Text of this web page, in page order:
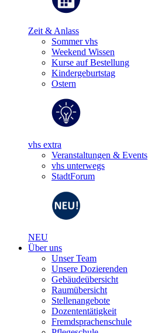
Zeit & Anlass
Sommer vhs
Weekend Wissen
Kurse auf Bestellung
Kindergeburtstag
Ostern
vhs extra
Veranstaltungen & Events
vhs unterwegs
StadtForum
NEU
Über uns
Unser Team
Unsere Dozierenden
Gebäudeübersicht
Raumübersicht
Stellenangebote
Dozententätigkeit
Fremdsprachenschule